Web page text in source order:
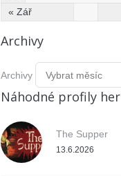
« Zář
Archivy
Archivy
Náhodné profily her
The Supper
13.6.2026